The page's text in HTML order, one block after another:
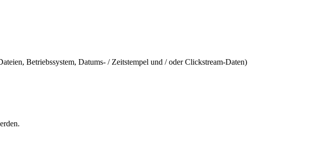
Betriebssystem, Datums- / Zeitstempel und / oder Clickstream-Daten)